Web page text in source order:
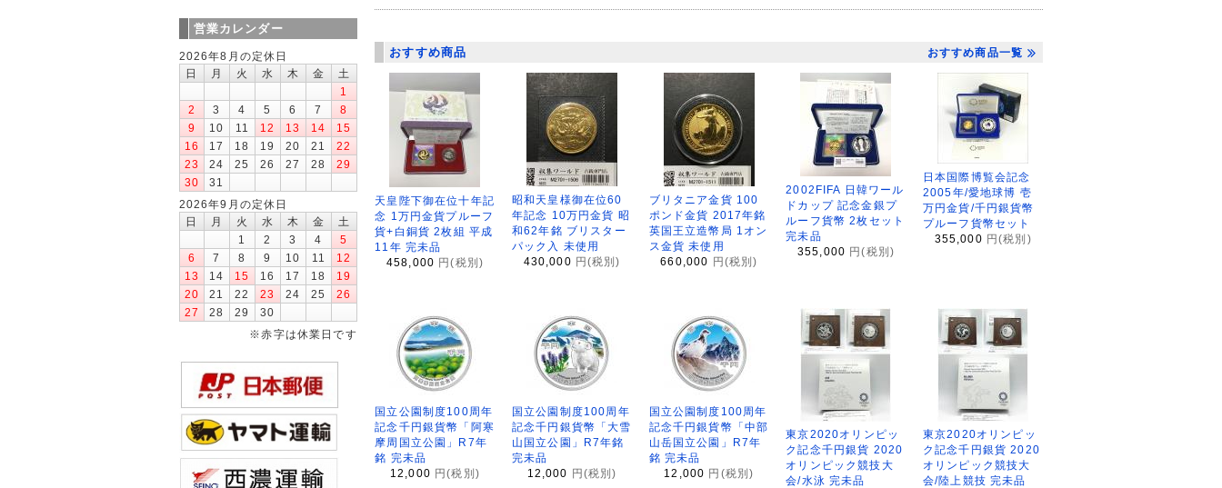
おすすめ商品 おすすめ商品一覧
天皇陛下御在位十年記
念 1万円金貨プルーフ
貨+白銅貨 2枚組 平成
11年 完未品
458,000 円(税別)
昭和天皇様御在位60
年記念 10万円金貨 昭
和62年銘 ブリスター
パック入 未使用
430,000 円(税別)
ブリタニア金貨 100
ポンド金貨 2017年銘
英国王立造幣局 1オン
ス金貨 未使用
660,000 円(税別)
2002FIFA 日韓ワール
ドカップ 記念金銀プ
ルーフ貨幣 2枚セット
完未品
355,000 円(税別)
日本国際博覧会記念
2005年/愛地球博 壱
万円金貨/千円銀貨幣
プルーフ貨幣セット
355,000 円(税別)
国立公園制度100周年
記念千円銀貨幣「阿寒
摩周国立公園」R7年
銘 完未品
12,000 円(税別)
国立公園制度100周年
記念千円銀貨幣「大雪
山国立公園」R7年銘
完未品
12,000
円(税別)
国立公園制度100周年
記念千円銀貨幣「中部
山岳国立公園」R7年
銘 完未品
12,000 円(税別)
東京2020オリンピッ
ク記念千円銀貨 2020
オリンピック競技大
会/水泳 完未品
東京2020オリンピッ
ク記念千円銀貨 2020
オリンピック競技大
会/陸上競技 完未品
営業カレンダー
2026年8月の定休日
日
月 火 水 木 金
土
1
2
3 4 5 6 7
8
9
10 11 12 13 14
15
16
17 18 19 20 21
22
23
24 25 26 27 28
29
30
31
2026年9月の定休日
日
月 火 水 木 金
土
1
2 3 4
5
6
7 8 9 10 11
12
13
14 15 16 17 18
19
20
21 22 23 24 25
26
27
28 29
30
※赤字は休業日です